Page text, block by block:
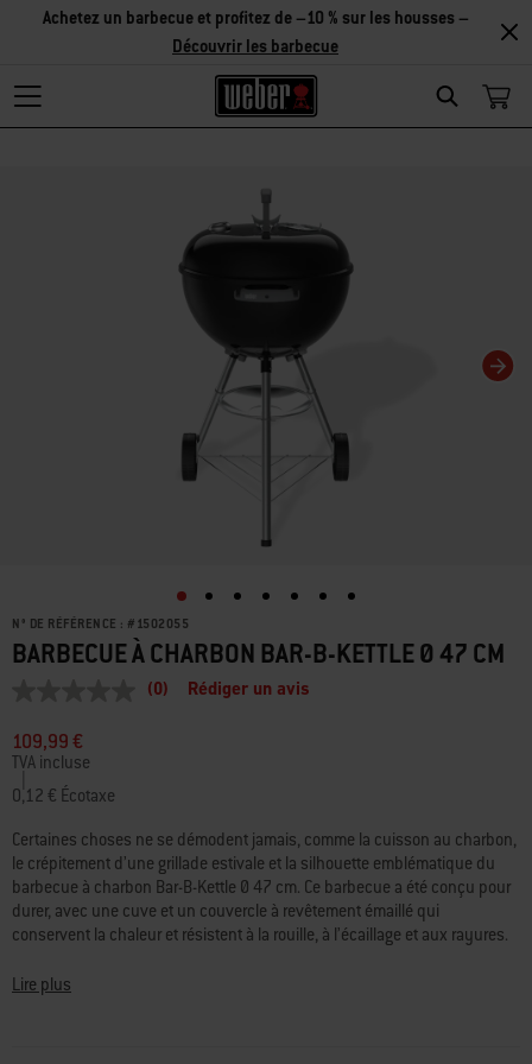
Search
Achetez un barbecue et profitez de –10 % sur les housses –
Découvrir les barbecue
N° DE RÉFÉRENCE : # 1502055
BARBECUE À CHARBON BAR-B-KETTLE Ø 47 CM
de
notation
Lien
sur
même
page.
(0) Rédiger un avis
109,99 €
TVA incluse
0,12 € Écotaxe
Certaines choses ne se démodent jamais, comme la cuisson au charbon,
le crépitement d’une grillade estivale et la silhouette emblématique du
barbecue à charbon Bar-B-Kettle Ø 47 cm. Ce barbecue a été conçu pour
durer, avec une cuve et un couvercle à revêtement émaillé qui
conservent la chaleur et résistent à la rouille, à l’écaillage et aux rayures.
clapet de ventilation du couvercle et trois clapets de ventilation de la
Lire plus